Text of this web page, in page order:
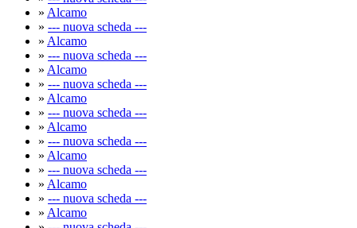
» Alcamo
» --- nuova scheda ---
» Alcamo
» --- nuova scheda ---
» Alcamo
» --- nuova scheda ---
» Alcamo
» --- nuova scheda ---
» Alcamo
» --- nuova scheda ---
» Alcamo
» --- nuova scheda ---
» Alcamo
» --- nuova scheda ---
» Alcamo